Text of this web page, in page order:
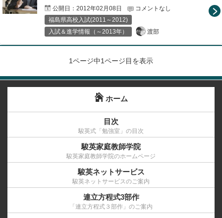
公開日： 2012年02月08日
コメントなし
福島県高校入試(2011～2012)
入試＆進学情報（～2013年）
渡部
1ページ中1ページ目を表示
ホーム
目次
駿英式「勉強室」の目次
駿英家庭教師学院
駿英家庭教師学院のホームページ
駿英ネットサービス
駿英ネットサービスのご案内
連立方程式3部作
「連立方程式３部作」のご案内